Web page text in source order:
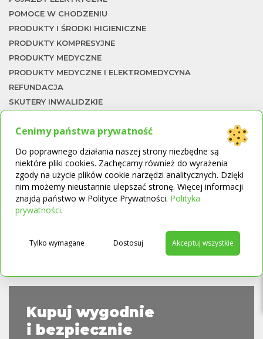
POMOCE W CHODZENIU
PRODUKTY I ŚRODKI HIGIENICZNE
PRODUKTY KOMPRESYJNE
PRODUKTY MEDYCZNE
PRODUKTY MEDYCZNE I ELEKTROMEDYCYNA
REFUNDACJA
SKUTERY INWALIDZKIE
TERAPIA NACZYNIOWA
UKŁAD ODDECHOWY
WKŁADKI ORTOPEDYCZNE
WÓZKI I SKUTERY INWALIDZKIE
WÓZKI INWALIDZKIE
ŁÓŻKA REHABILITACYJNE I MATERACE
Kupuj wygodnie
i bezpiecznie
Cenimy państwa prywatność
Do poprawnego działania naszej strony niezbędne są
niektóre pliki cookies. Zachęcamy również do wyrażenia
zgody na użycie plików cookie narzędzi analitycznych. Dzięki
nim możemy nieustannie ulepszać stronę. Więcej informacji
znajdą państwo w Polityce Prywatności. Polityka
prywatności.
Dostosuj
Tylko wymagane Akceptuj wszystkie
To